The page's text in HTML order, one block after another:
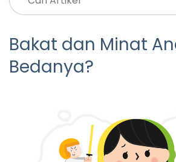
Bakat dan Minat
Bedanya?